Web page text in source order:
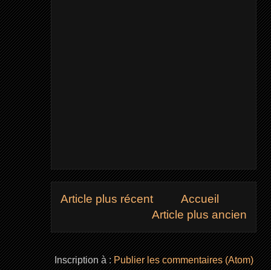
Article plus récent
Article plus ancien
Accueil
Inscription à :Publier les commentaires (Atom)